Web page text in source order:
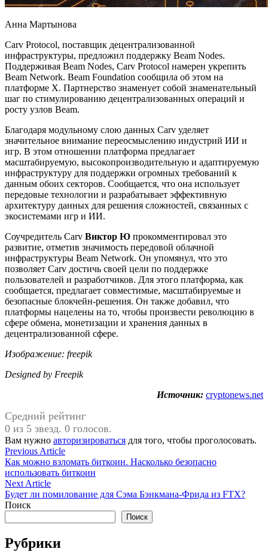
Анна Мартынова
Carv Protocol, поставщик децентрализованной
инфраструктуры, предложил поддержку Beam Nodes.
Поддерживая Beam Nodes, Carv Protocol намерен укрепить
Beam Network. Beam Foundation сообщила об этом на
платформе X. Партнерство знаменует собой знаменательный
шаг по стимулированию децентрализованных операций и
росту узлов Beam.
Благодаря модульному слою данных Carv уделяет
значительное внимание переосмыслению индустрий ИИ и
игр. В этом отношении платформа предлагает
масштабируемую, высокопроизводительную и адаптируемую
инфраструктуру для поддержки огромных требований к
данным обоих секторов. Сообщается, что она использует
передовые технологии и разрабатывает эффективную
архитектуру данных для решения сложностей, связанных с
экосистемами игр и ИИ.
Соучредитель Carv Виктор Ю прокомментировал это
развитие, отметив значимость передовой облачной
инфраструктуры Beam Network. Он упомянул, что это
позволяет Carv достичь своей цели по поддержке
пользователей и разработчиков. Для этого платформа, как
сообщается, предлагает совместимые, масштабируемые и
безопасные блокчейн-решения. Он также добавил, что
платформы нацелены на то, чтобы произвести революцию в
сфере обмена, монетизации и хранения данных в
децентрализованной сфере.
Изображение: freepik
Designed by Freepik
Источник: cryptonews.net
Средний рейтинг
0 из 5 звезд. 0 голосов.
Вам нужно авторизироваться для того, чтобы проголосовать.
Навигация
по
записям
Previous ArticlePrevious
article:
Как можно взломать биткоин. Насколько безопасно
использовать биткоин
Next ArticleNext
article:
Будет ли помилование для Сэма Бэнкмана-Фрида из FTX?
Поиск
Поиск
Рубрики